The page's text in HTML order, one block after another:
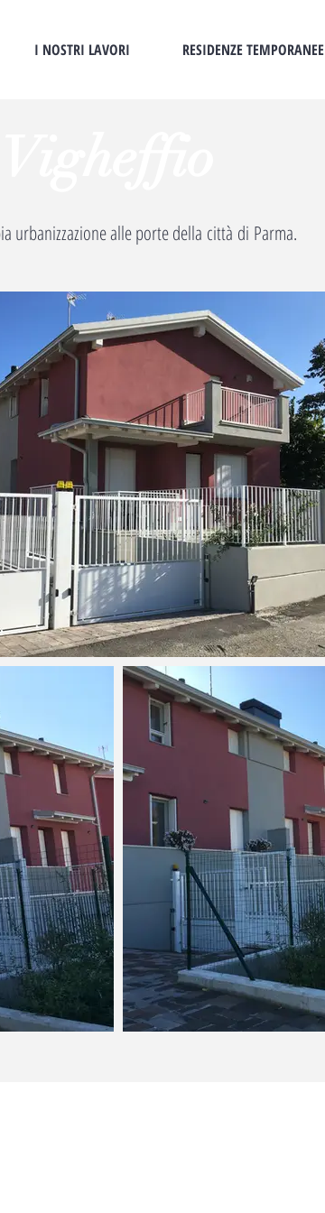
I NOSTRI LAVORI RESIDENZE TEMPORANEE
urbanizzazione alle porte della città di Parma.